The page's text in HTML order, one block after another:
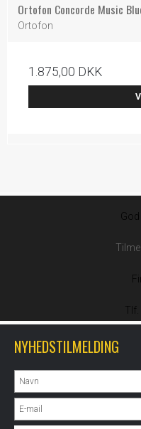
Ortofon Concorde Music
Ortofon
1.875,00 DKK
Tlf.
NYHEDSTILMELDING